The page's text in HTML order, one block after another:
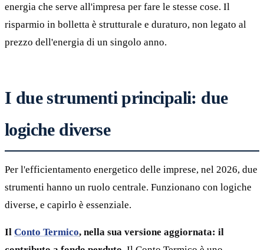
energia che serve all'impresa per fare le stesse cose. Il
risparmio in bolletta è strutturale e duraturo, non legato al
prezzo dell'energia di un singolo anno.
I due strumenti principali: due
logiche diverse
Per l'efficientamento energetico delle imprese, nel 2026, due
strumenti hanno un ruolo centrale. Funzionano con logiche
diverse, e capirlo è essenziale.
Il Conto Termico, nella sua versione aggiornata: il